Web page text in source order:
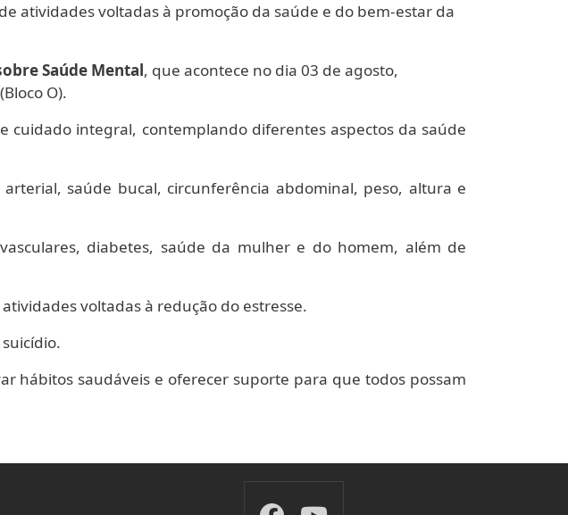
atividades voltadas à promoção da saúde e do bem-estar da
Saúde Mental, que acontece no dia 03 de agosto,
O).
cuidado integral, contemplando diferentes aspectos da saúde
saúde bucal, circunferência abdominal, peso, altura e
diabetes, saúde da mulher e do homem, além de
voltadas à redução do estresse.
hábitos saudáveis e oferecer suporte para que todos possam